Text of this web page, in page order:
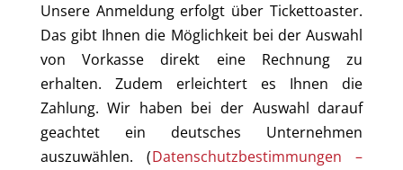
Unsere Anmeldung erfolgt über Tickettoaster.
Das gibt Ihnen die Möglichkeit bei der Auswahl
von Vorkasse direkt eine Rechnung zu
erhalten. Zudem erleichtert es Ihnen die
Zahlung. Wir haben bei der Auswahl darauf
geachtet ein deutsches Unternehmen
auszuwählen. (Datenschutzbestimmungen –